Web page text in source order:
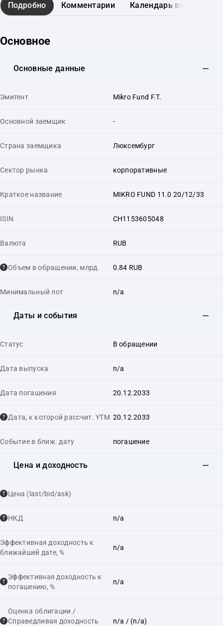
Подробно Комментарии Календарь выплат
Основное
Основные данные
Эмитент Mikro Fund F.T.
Основной заемщик -
Страна заемщика Люксембург
Сектор рынка корпоративные
Краткое название MIKRO FUND 11.0 20/12/33
ISIN CH1153605048
Валюта RUB
Объем в обращении, млрд. 0.84 RUB
Минимальный лот n/a
Даты и события
Статус В обращении
Дата выпуска n/a
Дата погашения 20.12.2033
Дата, к которой рассчит. YTM 20.12.2033
Событие в ближ. дату погашение
Цена и доходность
Цена (last/bid/ask)
НКД n/a
Эффективная доходность к
ближайшей дате, %
n/a
Эффективная доходность к
погашению, %
n/a
Оценка облигации /
Справедливая доходность
n/a / (n/a)